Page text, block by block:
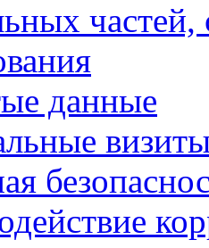
данные